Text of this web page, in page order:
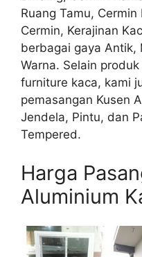
Ruang Tamu,
Cermin, Kerajinan
berbagai gaya Antik,
Warna. Selain
furniture kaca, kami
pemasangan Kusen
Jendela, Pintu, dan
Tempered.
Harga
Aluminium